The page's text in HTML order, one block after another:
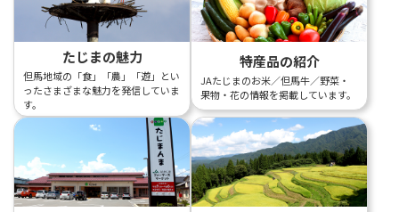
たじまの魅力
但馬地域の「食」「農」「遊」とい
ったさまざまな魅力を発信していま
す。
特産品の紹介
JAたじまのお米／但馬牛／野菜・
果物・花の情報を掲載しています。